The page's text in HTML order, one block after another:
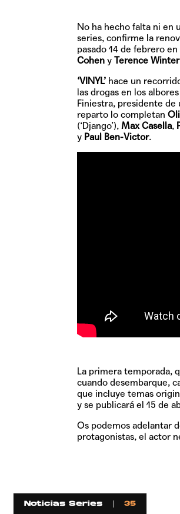
No ha hecho falta ni en
series, confirme la
pasado 14 de febrero
Coheny Terence Winter
‘VINYL’hace un
las drogas en los
Finiestra, presidente de
reparto lo completan
(‘Django’), Max Casella,
y Paul Ben-Victor.
La primera temporada,
cuando desembarque,
que incluye temas
y se publicará el 15 de
Os podemos adelantar
protagonistas, el actor
Noticias Series 35